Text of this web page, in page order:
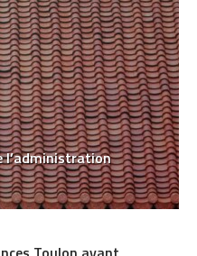
l’administration